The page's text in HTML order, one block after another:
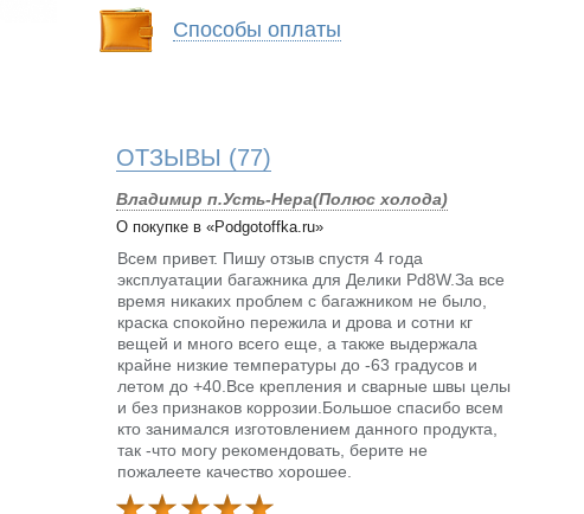
Способы оплаты
ОТЗЫВЫ (77)
Владимир п.Усть-Нера(Полюс холода)
О покупке в «Podgotoffka.ru»
Всем привет. Пишу отзыв спустя 4 года
эксплуатации багажника для Делики Pd8W.За все
время никаких проблем с багажником не было,
краска спокойно пережила и дрова и сотни кг
вещей и много всего еще, а также выдержала
крайне низкие температуры до -63 градусов и
летом до +40.Все крепления и сварные швы целы
и без признаков коррозии.Большое спасибо всем
кто занимался изготовлением данного продукта,
так -что могу рекомендовать, берите не
пожалеете качество хорошее.